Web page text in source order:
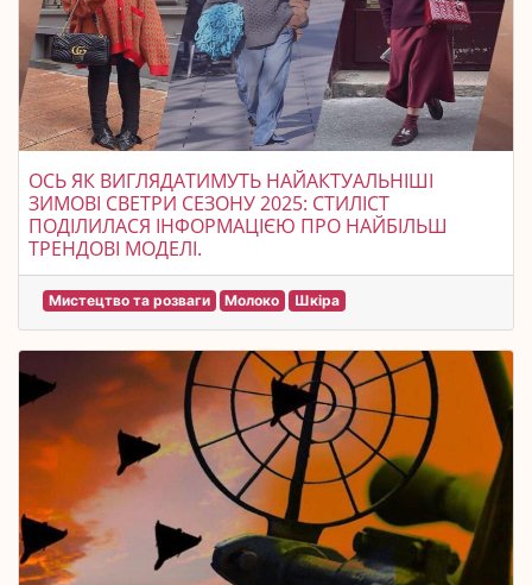
ОСЬ ЯК ВИГЛЯДАТИМУТЬ НАЙАКТУАЛЬНІШІ
ЗИМОВІ СВЕТРИ СЕЗОНУ 2025: СТИЛІСТ
ПОДІЛИЛАСЯ ІНФОРМАЦІЄЮ ПРО НАЙБІЛЬШ
ТРЕНДОВІ МОДЕЛІ.
Мистецтво та розваги Молоко Шкіра